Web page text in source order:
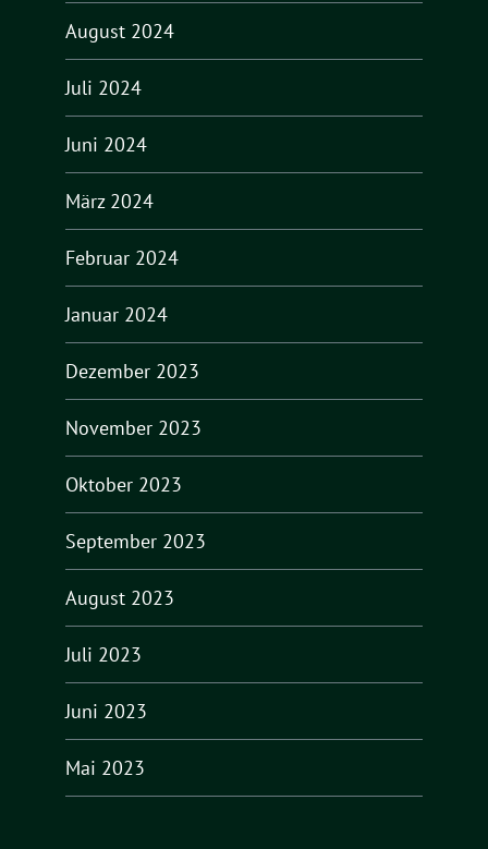
August 2024
Juli 2024
Juni 2024
März 2024
Februar 2024
Januar 2024
Dezember 2023
November 2023
Oktober 2023
September 2023
August 2023
Juli 2023
Juni 2023
Mai 2023